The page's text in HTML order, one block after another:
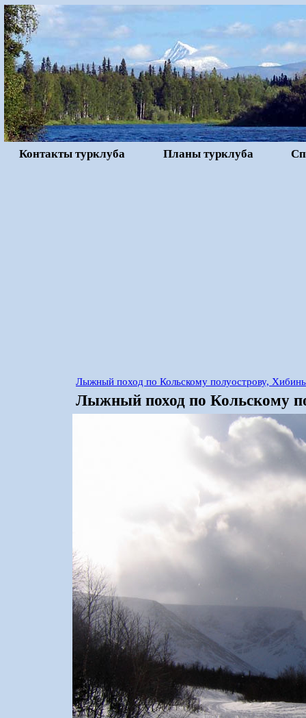
Контакты турклуба Планы турклуба
Лыжный поход по Кольскому полуострову,
Лыжный поход по Кольскому